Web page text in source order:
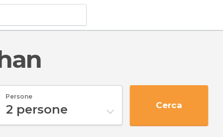
Persone
2 persone Cerca